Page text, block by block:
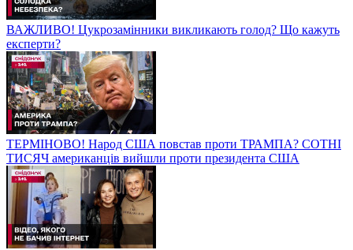
ВАЖЛИВО! Цукрозамінники викликають голод? Що кажуть
експерти?
ТЕРМІНОВО! Народ США повстав проти ТРАМПА? СОТНІ
ТИСЯЧ американців вийшли проти президента США